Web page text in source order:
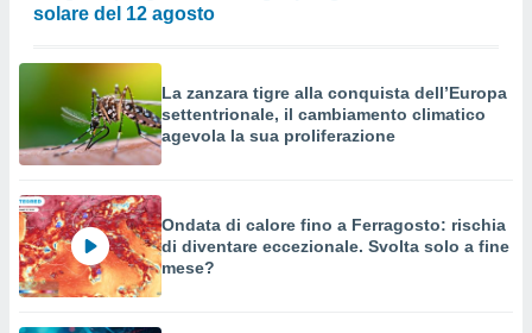
solare del 12 agosto
La zanzara tigre alla conquista dell’Europa
settentrionale, il cambiamento climatico
agevola la sua proliferazione
Ondata di calore fino a Ferragosto: rischia
di diventare eccezionale. Svolta solo a fine
mese?